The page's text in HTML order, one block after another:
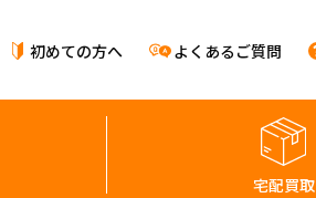
初めての方へ よくあるご質問
宅配買取